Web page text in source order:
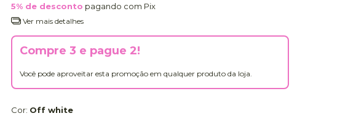
5% de desconto pagando com Pix
Ver mais detalhes
Compre 3 e pague 2!
Você pode aproveitar esta promoção em qualquer produto da loja.
Cor: Off white